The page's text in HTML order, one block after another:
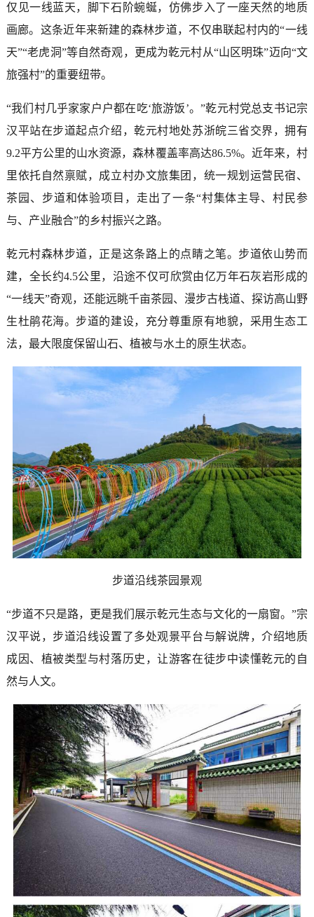
仅见一线蓝天，脚下石阶蜿蜒，仿佛步入了一座天然的地质
画廊。这条近年来新建的森林步道，不仅串联起村内的“一线
天”“老虎洞”等自然奇观，更成为乾元村从“山区明珠”迈向“文
旅强村”的重要纽带。
“我们村几乎家家户户都在吃‘旅游饭’。”乾元村党总支书记宗
汉平站在步道起点介绍，乾元村地处苏浙皖三省交界，拥有
9.2平方公里的山水资源，森林覆盖率高达86.5%。近年来，村
里依托自然禀赋，成立村办文旅集团，统一规划运营民宿、
茶园、步道和体验项目，走出了一条“村集体主导、村民参
与、产业融合”的乡村振兴之路。
乾元村森林步道，正是这条路上的点睛之笔。步道依山势而
建，全长约4.5公里，沿途不仅可欣赏由亿万年石灰岩形成的
“一线天”奇观，还能远眺千亩茶园、漫步古栈道、探访高山野
生杜鹃花海。步道的建设，充分尊重原有地貌，采用生态工
法，最大限度保留山石、植被与水土的原生状态。
步道沿线茶园景观
“步道不只是路，更是我们展示乾元生态与文化的一扇窗。”宗
汉平说，步道沿线设置了多处观景平台与解说牌，介绍地质
成因、植被类型与村落历史，让游客在徒步中读懂乾元的自
然与人文。